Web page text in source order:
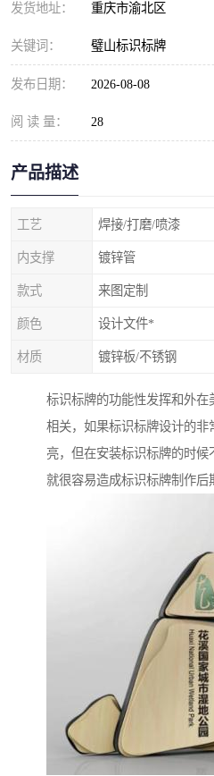
发货地址： 重庆市渝北区
关键词： 璧山标识标牌
发布日期： 2026-08-08
阅 读 量： 28
产品描述
工艺 焊接/打磨/喷漆
内支撑 镀锌管
款式 来图定制
颜色 设计文件*
材质 镀锌板/不锈钢
标识标牌的功能性发挥和外
相关，如果标识标牌设计的非
亮，但在安装标识标牌的时候
就很容易造成标识标牌制作后